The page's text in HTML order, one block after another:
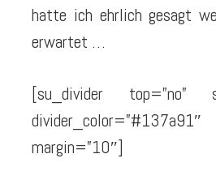
hatte ich ehrlich gesagt
erwartet …
[su_divider top=”no”
margin=”10″]